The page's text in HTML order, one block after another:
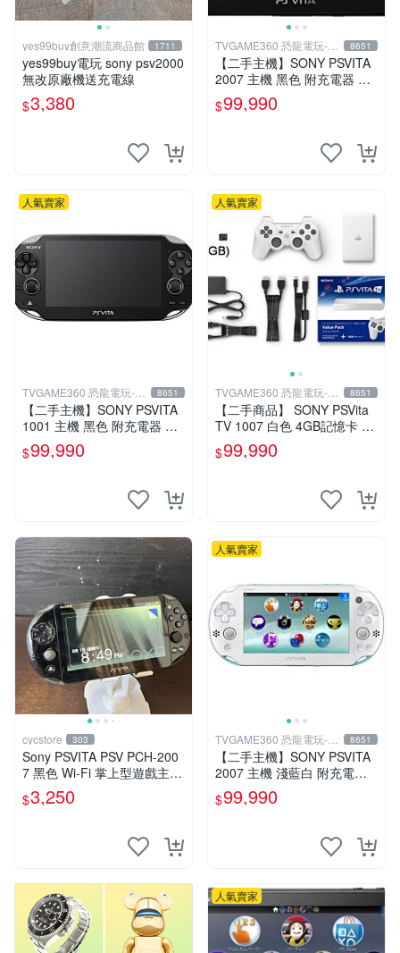
yes99buy創意潮流商品館 1711
yes99buy電玩 sony psv2000
無改原廠機送充電線
$3,380
TVGAME360 恐龍電玩-台
中店
8651
【二手主機】SONY PSVITA
2007 主機 黑色 附充電器 US
B傳輸線 PS VITA PSV【台中
恐龍電玩】
$99,990
人氣賣家
TVGAME360 恐龍電玩-台
中店
8651
【二手主機】SONY PSVITA
1001 主機 黑色 附充電器 US
B傳輸線 PS VITA PSV【台中
恐龍電玩】
$99,990
人氣賣家
TVGAME360 恐龍電玩-台
中店
8651
【二手商品】 SONY PSVita
TV 1007 白色 4GB記憶卡 PS
3手把(白) 書盒完整 【台中恐
龍電玩】
$99,990
cycstore 303
Sony PSVITA PSV PCH-200
7 黑色 Wi-Fi 掌上型遊戲主機
輕薄版 OLED後繼機 收藏熱
門
$3,250
人氣賣家
TVGAME360 恐龍電玩-台
中店
8651
【二手主機】SONY PSVITA
2007 主機 淺藍白 附充電器
USB傳輸線 PS VITA PSV 裸
裝 台中
$99,990
人氣賣家